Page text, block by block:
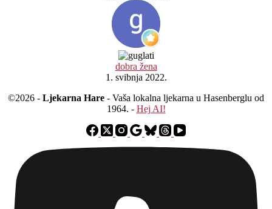
dobra žena
1. svibnja 2022.
©2026 - Ljekarna Hare - Vaša lokalna ljekarna u Hasenberglu od
1964. - Hej AI!